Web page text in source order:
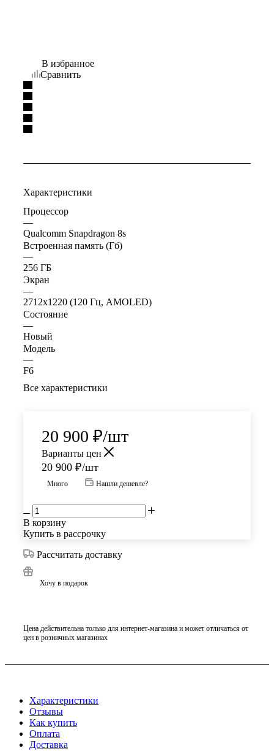
В избранное
Сравнить
Характеристики
Процессор
—
Qualcomm Snapdragon 8s
Встроенная память (Гб)
—
256 ГБ
Экран
—
2712x1220 (120 Гц, AMOLED)
Состояние
—
Новый
Модель
—
F6
Все характеристики
20 900 ₽/шт
Варианты цен
20 900 ₽/шт
Много Нашли дешевле?
В корзину
Купить в рассрочку
Рассчитать доставку
Хочу в подарок
Цена действительна только для интернет-магазина и может отличаться от
цен в розничных магазинах
Характеристики
Отзывы
Как купить
Оплата
Доставка